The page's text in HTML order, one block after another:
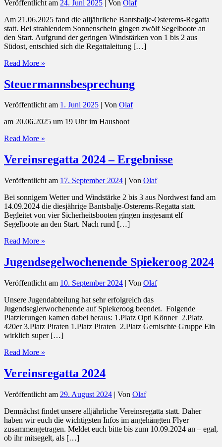
Veröffentlicht am 24. Juni 2025 | Von Olaf
Am 21.06.2025 fand die alljährliche Bantsbalje-Osterems-Regatta
statt. Bei strahlendem Sonnenschein gingen zwölf Segelboote an
den Start. Aufgrund der geringen Windstärken von 1 bis 2 aus
Südost, entschied sich die Regattaleitung […]
Read More »
Steuermannsbesprechung
Veröffentlicht am 1. Juni 2025 | Von Olaf
am 20.06.2025 um 19 Uhr im Hausboot
Read More »
Vereinsregatta 2024 – Ergebnisse
Veröffentlicht am 17. September 2024 | Von Olaf
Bei sonnigem Wetter und Windstärke 2 bis 3 aus Nordwest fand am
14.09.2024 die diesjährige Bantsbalje-Osterems-Regatta statt.
Begleitet von vier Sicherheitsbooten gingen insgesamt elf
Segelboote an den Start. Nach rund […]
Read More »
Ergebnisse
Jugendsegelwochenende Spiekeroog 2024
Veröffentlicht am 10. September 2024 | Von Olaf
Unsere Jugendabteilung hat sehr erfolgreich das
Jugendseglerwochenende auf Spiekeroog beendet. Folgende
Platzierungen kamen dabei heraus: 1.Platz Opti Könner 2.Platz
420er 3.Platz Piraten 1.Platz Piraten 2.Platz Gemischte Gruppe Ein
wirklich super […]
Read More »
2024
Vereinsregatta 2024
Veröffentlicht am 29. August 2024 | Von Olaf
Demnächst findet unsere alljährliche Vereinsregatta statt. Daher
haben wir euch die wichtigsten Infos im angehängten Flyer
zusammengetragen. Meldet euch bitte bis zum 10.09.2024 an – egal,
ob ihr mitsegelt, als […]